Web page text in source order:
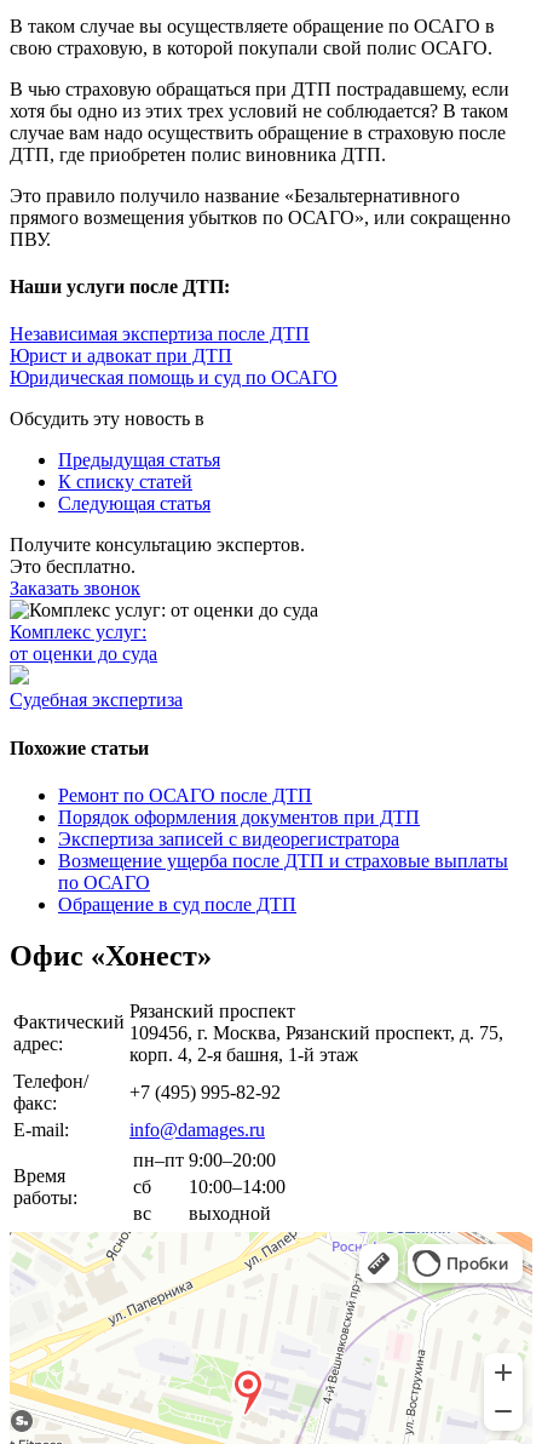
В таком случае вы осуществляете обращение по ОСАГО в
свою страховую, в которой покупали свой полис ОСАГО.
В чью страховую обращаться при ДТП пострадавшему, если
хотя бы одно из этих трех условий не соблюдается? В таком
случае вам надо осуществить обращение в страховую после
ДТП, где приобретен полис виновника ДТП.
Это правило получило название «Безальтернативного
прямого возмещения убытков по ОСАГО», или сокращенно
ПВУ.
Наши услуги после ДТП:
Независимая экспертиза после ДТП
Юрист и адвокат при ДТП
Юридическая помощь и суд по ОСАГО
Обсудить эту новость в
Предыдущая статья
К списку статей
Следующая статья
Получите консультацию экспертов.
Это бесплатно.
Заказать звонок
Комплекс услуг:
от оценки до суда
Судебная экспертиза
Похожие статьи
Ремонт по ОСАГО после ДТП
Порядок оформления документов при ДТП
Экспертиза записей с видеорегистратора
Возмещение ущерба после ДТП и страховые выплаты
по ОСАГО
Обращение в суд после ДТП
Офис «Хонест»
Фактический
адрес:
Рязанский проспект
109456, г. Москва, Рязанский проспект, д. 75,
корп. 4, 2-я башня, 1-й этаж
Телефон/
факс:
+7 (495) 995-82-92
E-mail:
info@damages.ru
Время
работы:
пн–пт 9:00–20:00
сб
10:00–14:00
вс
выходной